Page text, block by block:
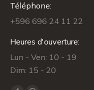
Téléphone:
+596 696 24 11 22
Heures d'ouverture:
Lun - Ven: 10 - 19
Dim: 15 - 20